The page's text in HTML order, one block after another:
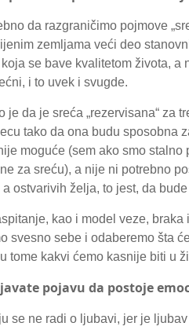
da razgraničimo pojmove
zemljama veći deo
se bave kvalitetom života, a
i to uvek i svugde.
je da je sreća „rezervisana“ za
tako da ona budu sposobna
moguće (sem ako smo
za sreću), a nije ni potrebno
ostvarivih želja, to jest, da
kao i model veze,
svesno sebe i odaberemo šta
tome kakvi ćemo kasnije biti u
pojavu da postoje
se ne radi o ljubavi, jer je